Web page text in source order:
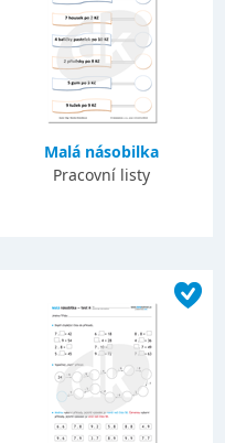
Malá násobilka
Pracovní listy